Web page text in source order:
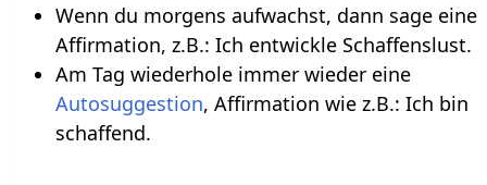
Wenn du morgens aufwachst, dann sage eine
Affirmation, z.B.: Ich entwickle Schaffenslust.
Am Tag wiederhole immer wieder eine
Autosuggestion, Affirmation wie z.B.: Ich bin
schaffend.